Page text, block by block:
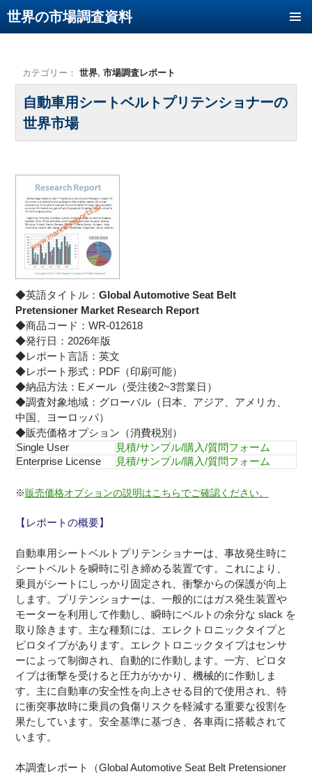
世界の市場調査資料
カテゴリー： 世界, 市場調査レポート
自動車用シートベルトプリテンショナーの
世界市場
◆英語タイトル： Global Automotive Seat Belt
Pretensioner Market Research Report
◆商品コード：WR-012618
◆発行日：2026年版
◆レポート言語：英文
◆レポート形式：PDF（印刷可能）
◆納品方法：Eメール（受注後2~3営業日）
◆調査対象地域：グローバル（日本、アジア、アメリカ、
中国、ヨーロッパ）
◆販売価格オプション（消費税別）
Single User
見積/サンプル/購入/質問フォーム
Enterprise License
見積/サンプル/購入/質問フォーム
※販売価格オプションの説明はこちらでご確認ください。
【レポートの概要】
自動車用シートベルトプリテンショナーは、事故発生時に
シートベルトを瞬時に引き締める装置です。これにより、
乗員がシートにしっかり固定され、衝撃からの保護が向上
します。プリテンショナーは、一般的にはガス発生装置や
モーターを利用して作動し、瞬時にベルトの余分な slack を
取り除きます。主な種類には、エレクトロニックタイプと
ピロタイプがあります。エレクトロニックタイプはセンサ
ーによって制御され、自動的に作動します。一方、ピロタ
イプは衝撃を受けると圧力がかかり、機械的に作動しま
す。主に自動車の安全性を向上させる目的で使用され、特
に衝突事故時に乗員の負傷リスクを軽減する重要な役割を
果たしています。安全基準に基づき、各車両に搭載されて
います。
本調査レポート（Global Automotive Seat Belt Pretensioner